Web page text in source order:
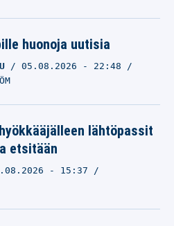
huonoja uutisia
05.08.2026 - 22:48
lähtöpassit
etsitään
- 15:37